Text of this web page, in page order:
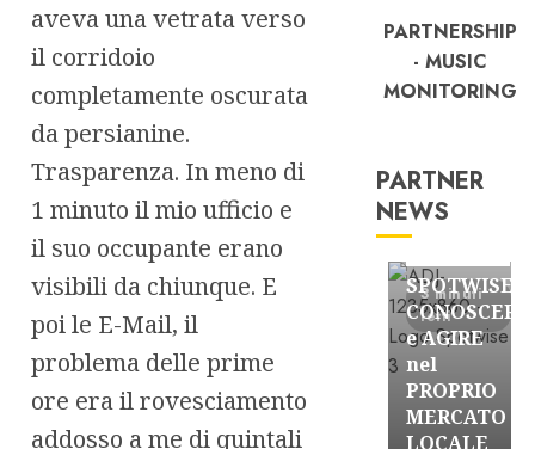
aveva una vetrata verso
il corridoio
completamente oscurata
da persianine.
Trasparenza. In meno di
1 minuto il mio ufficio e
il suo occupante erano
visibili da chiunque. E
poi le E-Mail, il
problema delle prime
ore era il rovesciamento
addosso a me di quintali
PARTNERSHIP
- MUSIC
MONITORING
PARTNER
NEWS
3 minuti
letti
FREE
SPOTWISE:
CONOSCERE
e AGIRE
nel
PROPRIO
MERCATO
LOCALE
FREE